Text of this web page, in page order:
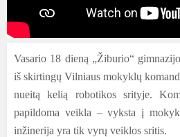
Vasario 18 dieną „Žiburio“
iš skirtingų Vilniaus mokyklų
nueitą kelią robotikos srityje.
papildoma veikla – vyksta į
inžinerija yra tik vyrų veiklos sritis.